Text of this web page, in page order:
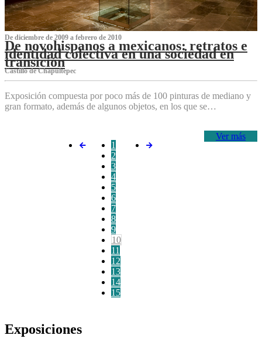
De diciembre de 2009 a febrero de 2010
De novohispanos a mexicanos: retratos e
identidad colectiva en una sociedad en
transición
Castillo de Chapultepec
Exposición compuesta por poco más de 100 pinturas de mediano y
gran formato, además de algunos objetos, en los que se…
Ver más
1
2
3
4
5
6
7
8
9
10
11
12
13
14
15
Exposiciones